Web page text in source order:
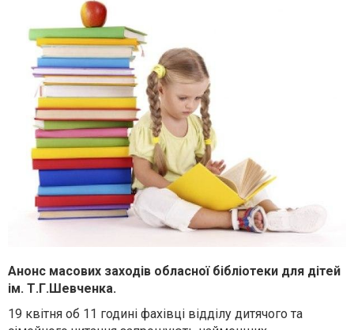
Анонс масових заходів обласної бібліотеки для дітей
ім. Т.Г.Шевченка.
19 квітня об 11 годині фахівці відділу дитячого та